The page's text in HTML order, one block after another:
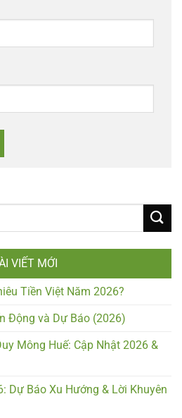
VIẾT MỚI
Tiền Việt Năm 2026?
Động và Dự Báo (2026)
Mông Huế: Cập Nhật 2026 &
Dự Báo Xu Hướng & Lời Khuyên